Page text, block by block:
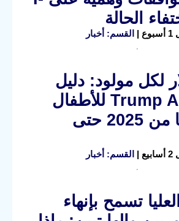
| القسم: أخبار
دولار لكل مولود: دليل
Trump Accounts للأطفال
في أمريكا من 2025 حتى
| القسم: أخبار
تسمح بإنهاء